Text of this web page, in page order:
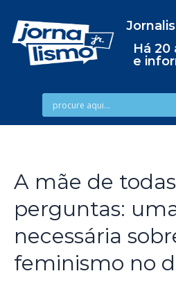
Há
e
A mãe de
perguntas:
necessária
feminismo no